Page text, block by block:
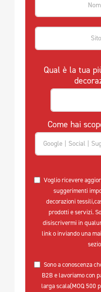
Qual è la tua
Come hai
Voglio ricevere
suggerimenti
decorazioni
prodotti e servizi.
disiscrivermi in
link o inviando una
Sono a conoscenza
B2B e lavoriamo con
larga scala(MOQ 500